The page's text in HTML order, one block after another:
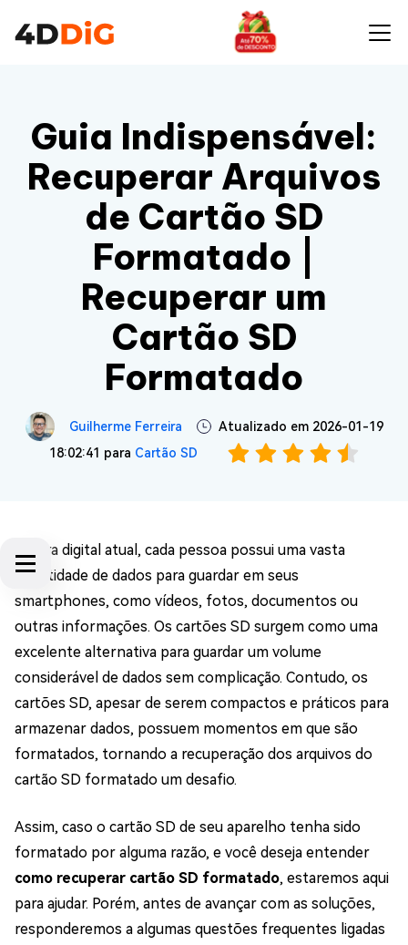
Guia Indispensável:
Recuperar Arquivos
de Cartão SD
Formatado |
Recuperar um
Cartão SD
Formatado
Guilherme Ferreira
Atualizado em 2026-01-19
18:02:41 para Cartão SD
Na era digital atual, cada pessoa possui uma vasta
quantidade de dados para guardar em seus
smartphones, como vídeos, fotos, documentos ou
outras informações. Os cartões SD surgem como uma
excelente alternativa para guardar um volume
considerável de dados sem complicação. Contudo, os
cartões SD, apesar de serem compactos e práticos para
armazenar dados, possuem momentos em que são
formatados, tornando a recuperação dos arquivos do
cartão SD formatado um desafio.
Assim, caso o cartão SD de seu aparelho tenha sido
formatado por alguma razão, e você deseja entender
como recuperar cartão SD formatado, estaremos aqui
para ajudar. Porém, antes de avançar com as soluções,
responderemos a algumas questões frequentes ligadas